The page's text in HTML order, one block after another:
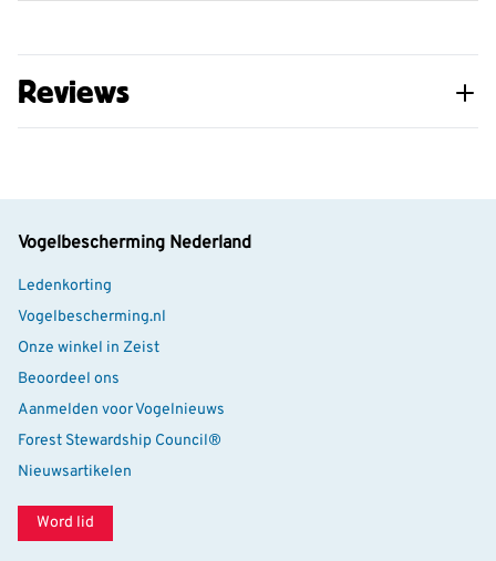
natuurillustrator van onder meer verschillende
herkenningskaarten. Als eigenaar van ‘De
Reviews
Vogelbescherming Nederland
Ledenkorting
Vogelbescherming.nl
Onze winkel in Zeist
Beoordeel ons
Aanmelden voor Vogelnieuws
Forest Stewardship Council®
Nieuwsartikelen
Word lid